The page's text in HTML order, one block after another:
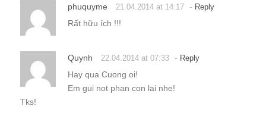
phuquyme 21.04.2014 at 14:17 - Reply
Rất hữu ích !!!
Quynh 22.04.2014 at 07:33 - Reply
Hay qua Cuong oi!
Em gui not phan con lai nhe!
Tks!